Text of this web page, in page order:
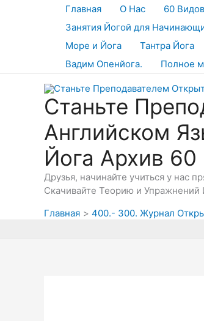
Главная О Нас 60
Занятия Йогой для
Море и Йога
Тантра Йога
Вадим Опенйога.
Полное
Станьте
Английском
Йога Архив
Друзья, начинайте учиться у нас
Скачивайте Теорию и Упражнений
Главная
400.- 300. Журнал